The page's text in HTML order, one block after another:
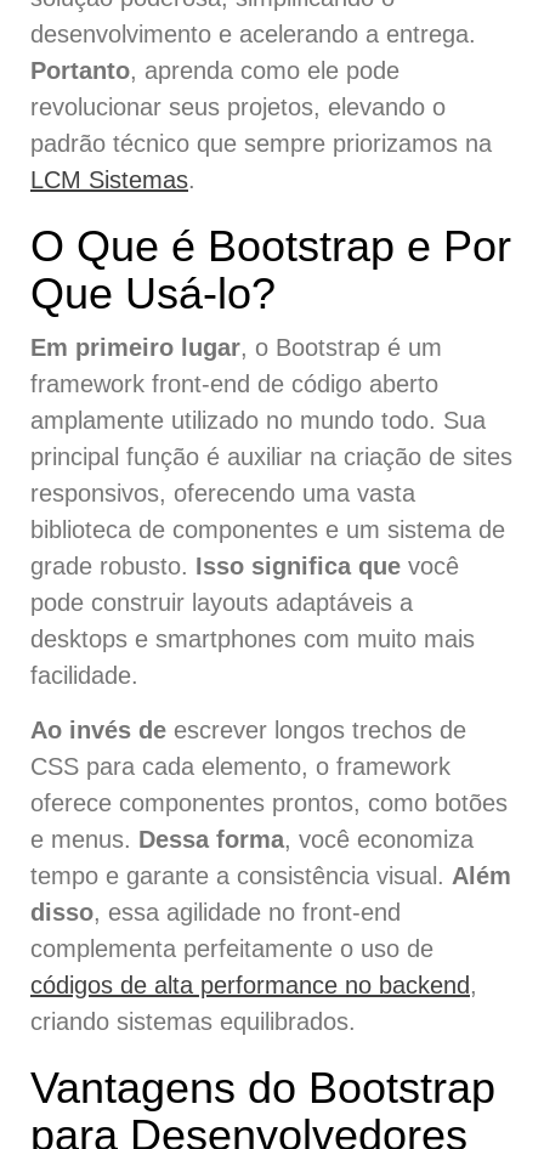
desenvolvimento e acelerando a entrega.
Portanto, aprenda como ele pode
revolucionar seus projetos, elevando o
padrão técnico que sempre priorizamos na
LCM Sistemas.
O Que é Bootstrap e Por
Que Usá-lo?
Em primeiro lugar, o Bootstrap é um
framework front-end de código aberto
amplamente utilizado no mundo todo. Sua
principal função é auxiliar na criação de sites
responsivos, oferecendo uma vasta
biblioteca de componentes e um sistema de
grade robusto. Isso significa que você
pode construir layouts adaptáveis a
desktops e smartphones com muito mais
facilidade.
Ao invés de escrever longos trechos de
CSS para cada elemento, o framework
oferece componentes prontos, como botões
e menus. Dessa forma, você economiza
tempo e garante a consistência visual. Além
disso, essa agilidade no front-end
complementa perfeitamente o uso de
códigos de alta performance no backend ,
criando sistemas equilibrados.
Vantagens do Bootstrap
para Desenvolvedores